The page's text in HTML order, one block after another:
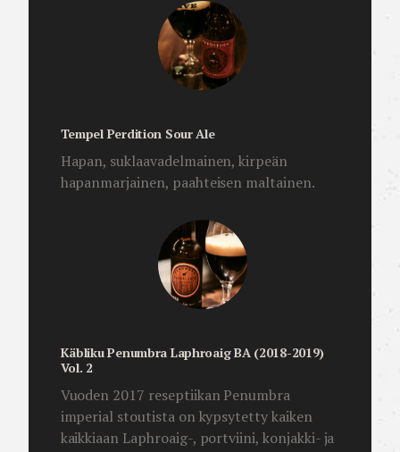
Tempel Perdition Sour Ale
Hapan, suklaavadelmainen, kirpeän
hapanmarjainen, paahteisen maltainen.
Käbliku Penumbra Laphroaig BA (2018-2019)
Vol. 2
Vuoden 2017 reseptiikan Penumbra
imperial stoutista on kypsytetty kaiken
kaikkiaan Laphroaig-, portviini, konjakki- ja